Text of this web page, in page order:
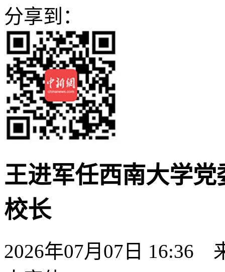
分享到：
王进军任西南大学
校长
2026年07月07日 16:36